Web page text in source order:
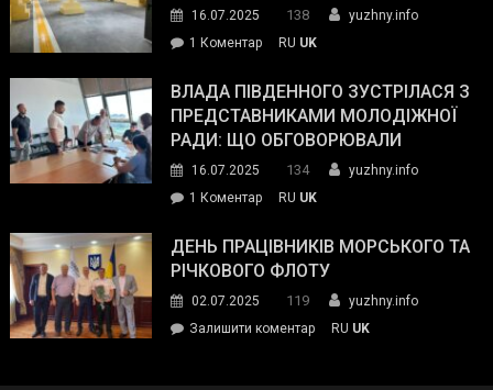
спільний
окупанти.
Маємо
діяти
команда
пожежу
у
16.07.2025 138
yuzhny.info
1 Коментардо
Південного
провів
інспекцію
укриття
RU UK
ВЛАДА ПІВДЕННОГО ЗУСТРІЛАСЯ З
ПРЕДСТАВНИКАМИ МОЛОДІЖНОЇ
РАДИ: ЩО ОБГОВОРЮВАЛИ
16.07.2025 134
yuzhny.info
1 Коментардо
Південного
зустрілася
представниками
молодіжної
RU UK
ДЕНЬ ПРАЦІВНИКІВ МОРСЬКОГО ТА
РІЧКОВОГО ФЛОТУ
02.07.2025 119
yuzhny.info
Залишити коментарon
RU UK